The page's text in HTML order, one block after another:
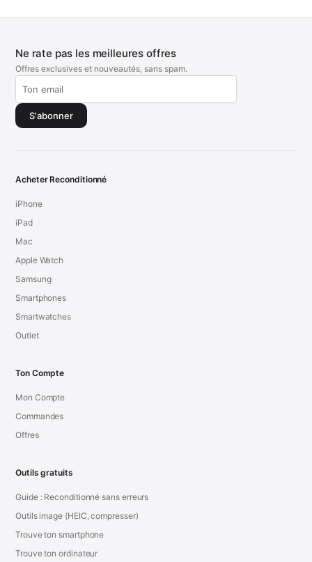
Ne rate pas les meilleures offres
Offres exclusives et nouveautés, sans spam.
S'abonner
Acheter Reconditionné
iPhone
iPad
Mac
Apple Watch
Samsung
Smartphones
Smartwatches
Outlet
Ton Compte
Mon Compte
Commandes
Offres
Outils gratuits
Guide : Reconditionné sans erreurs
Outils image (HEIC, compresser)
Trouve ton smartphone
Trouve ton ordinateur